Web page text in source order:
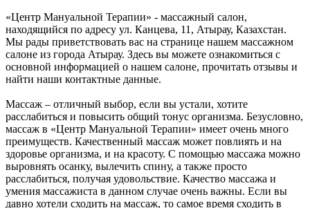
«Центр Мануальной Терапии» - массажный салон,
находящийся по адресу ул. Канцева, 11, Атырау, Казахстан.
Мы рады приветствовать вас на странице нашем массажном
салоне из города Атырау. Здесь вы можете ознакомиться с
основной информацией о нашем салоне, прочитать отзывы и
найти наши контактные данные.
Массаж – отличный выбор, если вы устали, хотите
расслабиться и повысить общий тонус организма. Безусловно,
массаж в «Центр Мануальной Терапии» имеет очень много
преимуществ. Качественный массаж может повлиять и на
здоровье организма, и на красоту. С помощью массажа можно
выровнять осанку, вылечить спину, а также просто
расслабиться, получая удовольствие. Качество массажа и
умения массажиста в данном случае очень важны. Если вы
давно хотели сходить на массаж, то самое время сходить в